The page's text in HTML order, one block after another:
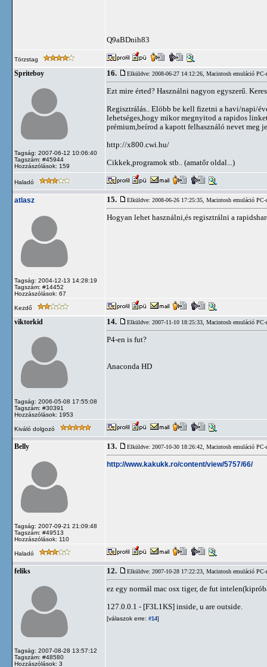
Q9aBDnih83
Törzstag
Spriteboy
Tagság: 2007-06-12 10:06:40
Tagszám: #45944
Hozzászólások: 159
16. Elküldve: 2008-06-27 14:12:26, Macintosh emuláció PC-
Ezt mire érted? Használni nagyon egyszerű.
Regisztrálás.. Elöbb be kell fizetni a havi/napi/
lehetséges,hogy mikor megnyitod a rapidos
prémium,beírod a kapott felhasználó nevet meg
http://x800.cwi.hu/
Cikkek,programok stb.. (amatőr oldal...)
Haladó
atlasz
Tagság: 2004-12-13 14:28:19
Tagszám: #14452
Hozzászólások: 67
15. Elküldve: 2008-06-26 17:25:35, Macintosh emuláció PC-
Hogyan lehet használni,és regisztrálni a
Kezdő
viktorkid
Tagság: 2006-05-08 17:55:08
Tagszám: #30391
Hozzászólások: 1953
14. Elküldve: 2007-11-10 18:25:33, Macintosh emuláció PC-
P4-en is fut?
Anaconda HD
Kiváló dolgozó
Belly
Tagság: 2007-09-21 21:09:48
Tagszám: #49513
Hozzászólások: 110
13. Elküldve: 2007-10-30 18:26:42, Macintosh emuláció PC-
http://www.kakukk.ro/content/view/5757/66/
Haladó
feliks
Tagság: 2007-08-28 13:57:12
Tagszám: #48580
Hozzászólások: 3
12. Elküldve: 2007-10-28 17:22:23, Macintosh emuláció PC-
ez egy normál mac osx tiger, de fut
127.0.0.1 - [F3L1KS] inside, u are outside.
[válaszok erre: #14]